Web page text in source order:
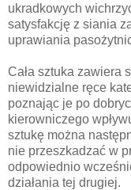
ukradkowych
satysfakcję z siania
uprawiania
Cała sztuka zawiera
niewidzialne ręce
poznając je po
kierowniczego
sztukę można
nie przeszkadzać w
odpowiednio
działania tej drugiej.